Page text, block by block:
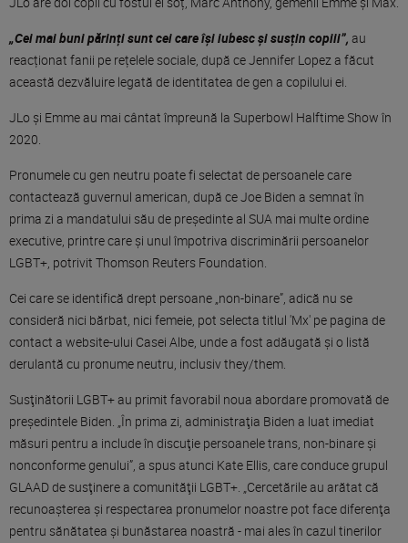
„Cei mai buni părinți sunt cei care își iubesc și susțin copiii”, au
reacționat fanii pe rețelele sociale, după ce Jennifer Lopez a făcut
această dezvăluire legată de identitatea de gen a copilului ei.
JLo și Emme au mai cântat împreună la Superbowl Halftime Show în
2020.
Pronumele cu gen neutru poate fi selectat de persoanele care
contactează guvernul american, după ce Joe Biden a semnat în
prima zi a mandatului său de preşedinte al SUA mai multe ordine
executive, printre care şi unul împotriva discriminării persoanelor
LGBT+, potrivit Thomson Reuters Foundation.
Cei care se identifică drept persoane „non-binare”, adică nu se
consideră nici bărbat, nici femeie, pot selecta titlul 'Mx' pe pagina de
contact a website-ului Casei Albe, unde a fost adăugată şi o listă
derulantă cu pronume neutru, inclusiv they/them.
Susţinătorii LGBT+ au primit favorabil noua abordare promovată de
preşedintele Biden. „În prima zi, administraţia Biden a luat imediat
măsuri pentru a include în discuţie persoanele trans, non-binare şi
nonconforme genului”, a spus atunci Kate Ellis, care conduce grupul
GLAAD de susţinere a comunităţii LGBT+. „Cercetările au arătat că
recunoaşterea şi respectarea pronumelor noastre pot face diferenţa
pentru sănătatea şi bunăstarea noastră - mai ales în cazul tinerilor